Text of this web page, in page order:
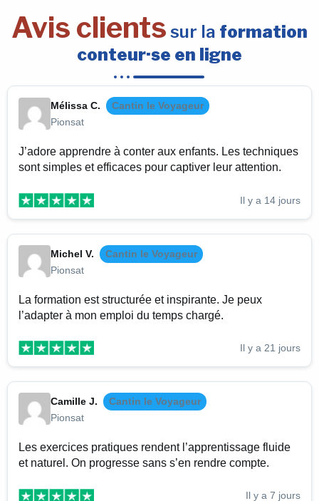
Avis clients sur la formation
conteur·se en ligne
Mélissa C.
Cantin le Voyageur
Pionsat
J’adore apprendre à conter aux enfants. Les techniques
sont simples et efficaces pour captiver leur attention.
Il y a 14 jours
Michel V.
Cantin le Voyageur
Pionsat
La formation est structurée et inspirante. Je peux
l’adapter à mon emploi du temps chargé.
Il y a 21 jours
Camille J.
Cantin le Voyageur
Pionsat
Les exercices pratiques rendent l’apprentissage fluide
et naturel. On progresse sans s’en rendre compte.
Il y a 7 jours